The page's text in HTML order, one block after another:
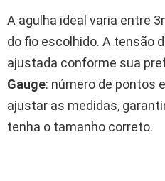
A agulha ideal varia entre
do fio escolhido. A tensão
ajustada conforme sua
Gauge: número de pontos
ajustar as medidas,
tenha o tamanho correto.